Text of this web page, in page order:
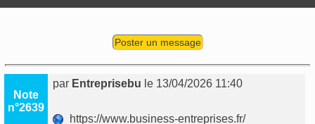
Poster un message
Note
n°2639
par Entreprisebu le 13/04/2026 11:40
https://www.business-entreprises.fr/